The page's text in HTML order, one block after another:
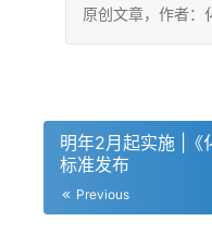
原创文章，作者
明年2月起实施 |《
标准发布
Previous